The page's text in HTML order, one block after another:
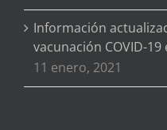
Información
vacunación COVID-
11 enero, 2021